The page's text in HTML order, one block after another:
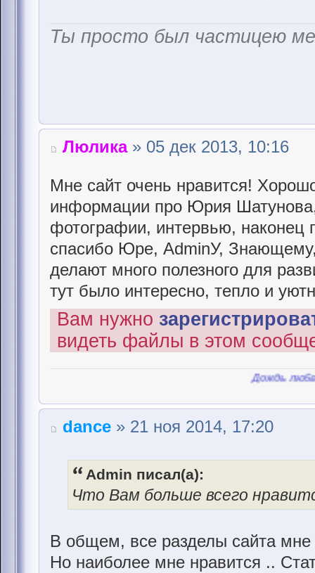
Ты просто был частицею
Люлика» 05 дек 2013, 10:16
Мне сайт очень нравится!
информации про Юрия
фотографии, интервью, наконец
спасибо Юре, AdminУ,
делают много полезного для
тут было интересно, тепло и
Вам нужно
видеть файлы в этом
Дождь любви
dance » 21 ноя 2014, 17:20
Admin писал(а):
Что Вам больше всего
В общем, все разделы сайта мне
Но наиболее мне нравится ..